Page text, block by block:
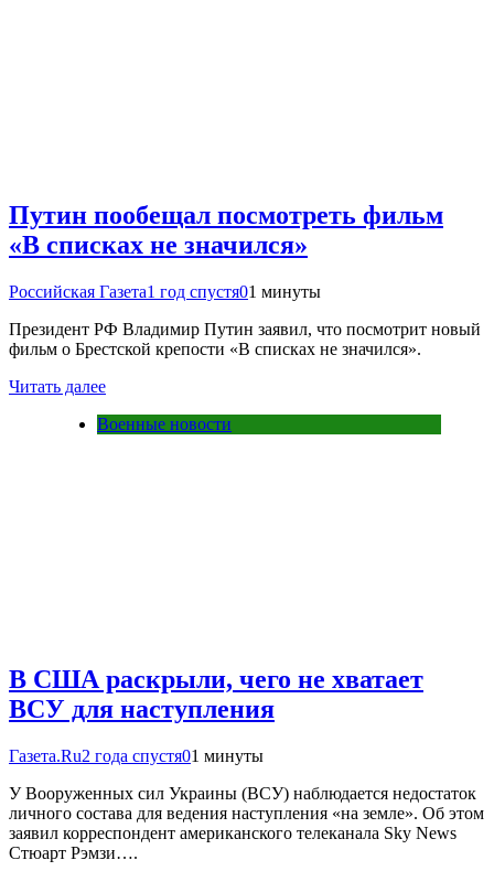
Путин пообещал посмотреть фильм
«В списках не значился»
Российская Газета1 год спустя01 минуты
Президент РФ Владимир Путин заявил, что посмотрит новый
фильм о Брестской крепости «В списках не значился».
Читать далее
Военные новости
В США раскрыли, чего не хватает
ВСУ для наступления
Газета.Ru2 года спустя01 минуты
У Вооруженных сил Украины (ВСУ) наблюдается недостаток
личного состава для ведения наступления «на земле». Об этом
заявил корреспондент американского телеканала Sky News
Стюарт Рэмзи….